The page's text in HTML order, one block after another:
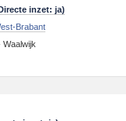
inzet: ja)
Brabant
Waalwijk